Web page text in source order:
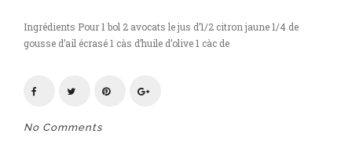
Ingrédients Pour 1 bol 2 avocats le jus d’1/2 citron jaune 1/4 de
gousse d’ail écrasé 1 càs d’huile d’olive 1 càc de
No Comments